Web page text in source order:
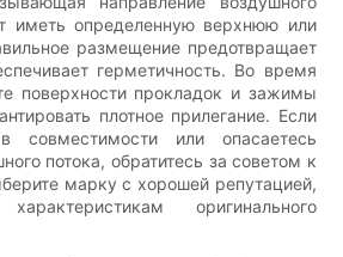
иметь определенную верхнюю или
размещение предотвращает
герметичность. Во время
поверхности прокладок и зажимы
плотное прилегание. Если
или опасаетесь
потока, обратитесь за советом к
марку с хорошей репутацией,
оригинального